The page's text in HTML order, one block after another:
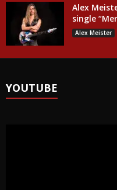
Alex
single
Alex Meister
YOUTUBE